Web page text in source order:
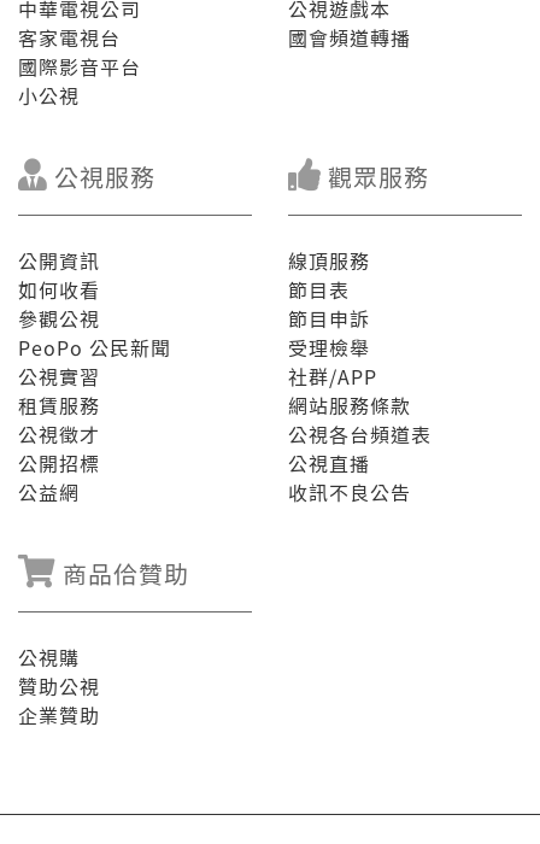
中華電視公司
客家電視台
國際影音平台
小公視
公視遊戲本
國會頻道轉播
公視服務
公開資訊
如何收看
參觀公視
PeoPo 公民新聞
公視實習
租賃服務
公視徵才
公開招標
公益網
觀眾服務
線頂服務
節目表
節目申訴
受理檢舉
社群/APP
網站服務條款
公視各台頻道表
公視直播
收訊不良公告
商品佮贊助
公視購
贊助公視
企業贊助